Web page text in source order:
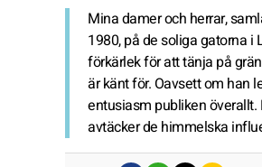
Mina damer och herrar,
1980, på de soliga gatorna
förkärlek för att tänja på
är känt för. Oavsett om han
entusiasm publiken
avtäcker de himmelska